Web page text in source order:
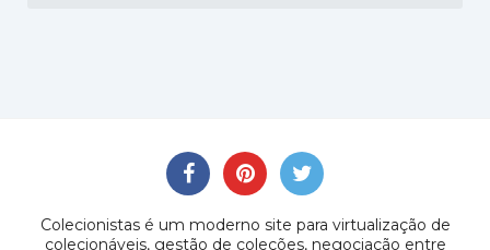
Colecionistas é um moderno site para virtualização de
colecionáveis, gestão de coleções, negociação entre